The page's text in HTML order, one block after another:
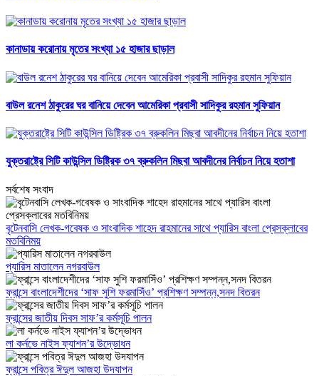
কানাডায় করোনায় মৃতের সংখ্যা ১৫ হাজার ছাড়াল
বাউল রনেশ ঠাকুরের ঘর বানিয়ে দেবেন আমেরিকা প্রবাসী সাদিকুর রহমান সুফিয়ান
যুক্তরাষ্ট্রে সিটি কাউন্সিল ডিষ্ট্রিক ৩৭ ব্রুকলিন মিছবা আবদীনের নির্বাচন নিয়ে হতাশা
সর্বশেষ সংবাদ
বৃটেনবাসি লেখক-গবেষক ও সাংবাদিক শাহেদ রাহমানের সাথে প্যারিস বাংলা প্রেসক্লাবের
মতবিনিময়
প্যারিস মাতালেন নগরবাউল
ফ্রান্সে বাংলাদেশীদের ‘সাফ সুশি ফরমাসিঁও’ প্রশিক্ষণ সম্পন্ন,সনদ বিতরন
ফ্রান্সের জাতীয় দিবস সাফ’র কর্মসূচি পালন
লা কর্নভে নাইস ফ্যাশন’র উদ্ভোধন
ফ্রান্সে পবিত্র ঈদুল আজহা উদযাপন